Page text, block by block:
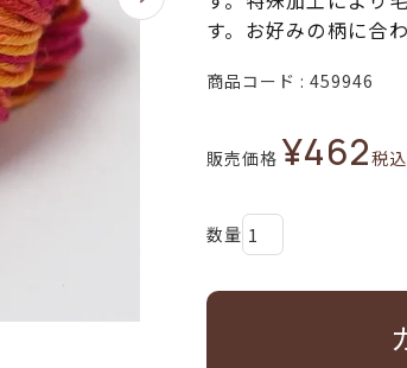
す。お好みの柄に合
商品コード 459946
販売価格 ¥462税込